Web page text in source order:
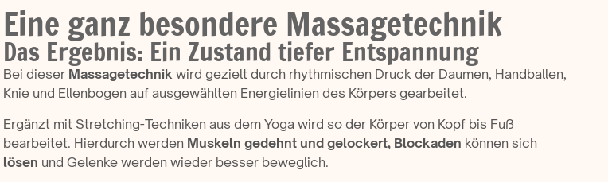
Eine ganz besondere Massagetechnik
Das Ergebnis: Ein Zustand tiefer Entspannung
Bei dieser Massagetechnik wird gezielt durch rhythmischen Druck der Daumen, Handballen,
Knie und Ellenbogen auf ausgewählten Energielinien des Körpers gearbeitet.
Ergänzt mit Stretching-Techniken aus dem Yoga wird so der Körper von Kopf bis Fuß
bearbeitet. Hierdurch werden Muskeln gedehnt und gelockert, Blockaden können sich
lösen und Gelenke werden wieder besser beweglich.